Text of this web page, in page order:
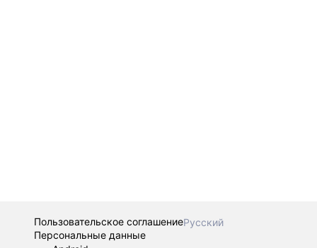
Пользовательское соглашениеРусский
Персональные данные